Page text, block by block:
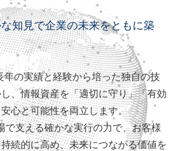
知見で企業の未来をともに築
年の実績と経験から培った独自の技
、情報資産を「適切に守り」「有効
心と可能性を両立します。
で支える確かな実行の力で、お客様
続的に高め、未来につながる価値を